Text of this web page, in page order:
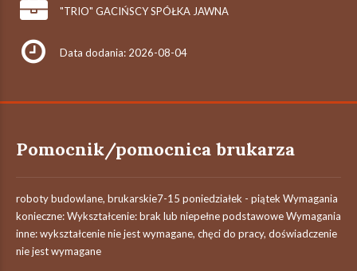
"TRIO" GACIŃSCY SPÓŁKA JAWNA
Data dodania: 2026-08-04
Pomocnik/pomocnica brukarza
roboty budowlane, brukarskie7-15 poniedziałek - piątek Wymagania
konieczne: Wykształcenie: brak lub niepełne podstawowe Wymagania
inne: wykształcenie nie jest wymagane, chęci do pracy, doświadczenie
nie jest wymagane